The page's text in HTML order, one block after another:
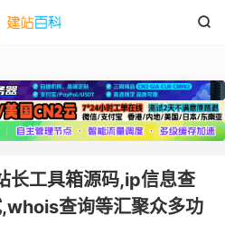

工具箱源码,ip信息查
查询等汇聚众多功